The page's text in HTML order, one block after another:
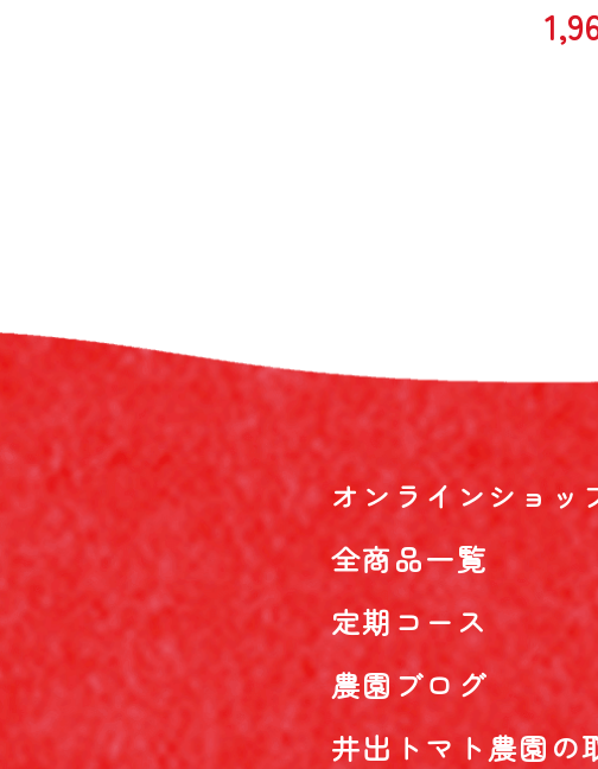
オンラインショッ
全商品一覧
定期コース
農園ブログ
井出トマト農園の